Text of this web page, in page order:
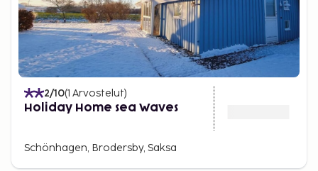
2/10(1 Arvostelut)
Holiday Home sea Waves
Schönhagen, Brodersby, Saksa